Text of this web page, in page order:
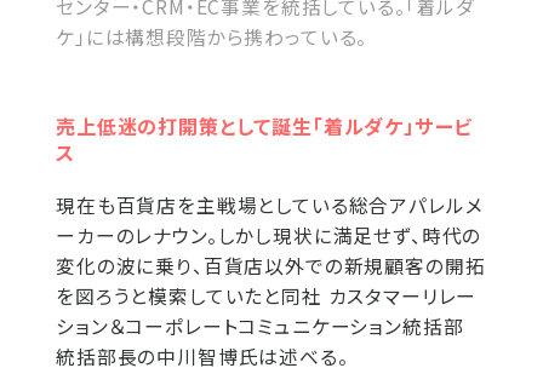
センター・CRM・EC事業を統括している。「着ルダ
ケ」には構想段階から携わっている。
売上低迷の打開策として誕生「着ルダケ」サービ
ス
現在も百貨店を主戦場としている総合アパレルメ
ーカーのレナウン。しかし現状に満足せず、時代の
変化の波に乗り、百貨店以外での新規顧客の開拓
を図ろうと模索していたと同社 カスタマーリレー
ション＆コーポレートコミュニケーション統括部
統括部長の中川智博氏は述べる。